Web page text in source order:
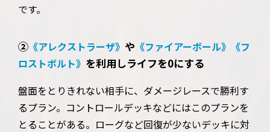
です。
② 《アレクストラーザ》 や 《ファイアーボール》
《フ
ロストボルト》 を利用しライフを0にする
盤面をとりきれない相手に、ダメージレースで勝利す
るプラン。コントロールデッキなどにはこのプランを
とることがある。ローグなど回復が少ないデッキに対